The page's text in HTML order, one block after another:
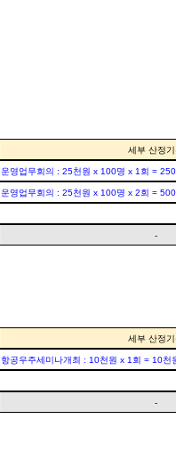
세부 산정
운영업무회의 : 25천원 x 100명 x 1회 =
운영업무회의 : 25천원 x 100명 x 2회 =
-
세부 산정
항공우주세미나개최 : 10천원 x 1회 = 10천
-